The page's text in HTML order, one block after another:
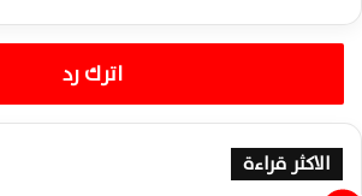
اترك رد
الاكثر قراءة